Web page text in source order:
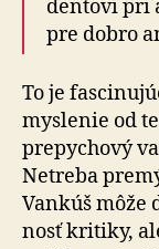
den­tovi pri
pre dobro
To je
myslenie od
prepychový
Netreba
Vankúš môže
nosť kritiky,